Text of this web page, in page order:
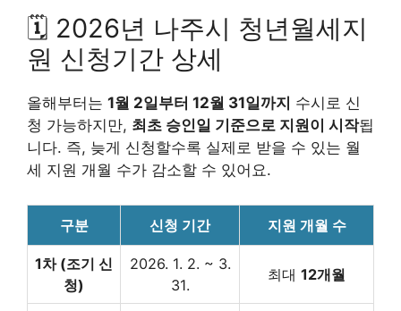
🗓️ 2026년 나주시 청년월세지
원 신청기간 상세
올해부터는 1월 2일부터 12월 31일까지 수시로 신
청 가능하지만, 최초 승인일 기준으로 지원이 시작됩
니다. 즉, 늦게 신청할수록 실제로 받을 수 있는 월
세 지원 개월 수가 감소할 수 있어요.
구분 신청 기간 지원 개월 수
1차 (조기 신
청)
2026. 1. 2. ~ 3.
31.
최대 12개월